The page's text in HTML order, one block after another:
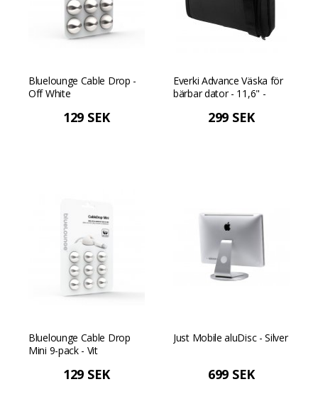
Bluelounge Cable Drop -
Off White
129 SEK
Everki Advance Väska för
bärbar dator - 11,6" -
299 SEK
Bluelounge Cable Drop
Mini 9-pack - Vit
129 SEK
Just Mobile aluDisc - Silver
699 SEK